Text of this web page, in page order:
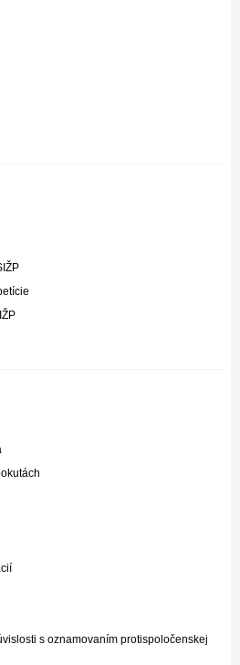
s oznamovaním protispoločenskej